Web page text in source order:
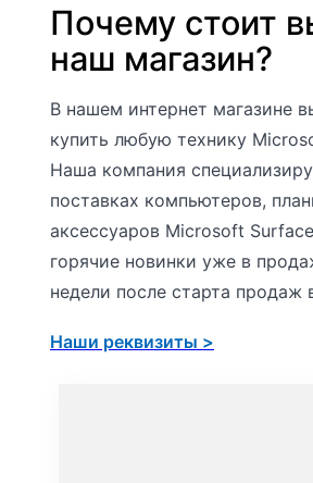
Почему стоит
наш магазин?
В нашем интернет магазине
купить любую технику
Наша компания
поставках компьютеров,
аксессуаров Microsoft
горячие новинки уже в
недели после старта
Наши реквизиты >